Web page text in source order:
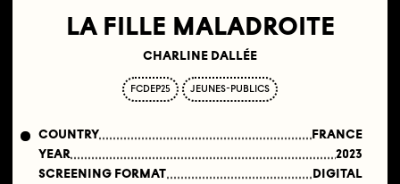
LA FILLE MALADROITE
CHARLINE DALLÉE
FCDEP25 JEUNES-PUBLICS
COUNTRY
FRANCE
YEAR
2023
SCREENING FORMAT
DIGITAL